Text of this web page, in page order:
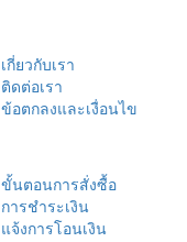
เกี่ยวกับเรา
ติดต่อเรา
ข้อตกลงและเงื่อนไข
ขั้นตอนการสั่งซื้อ
การชำระเงิน
แจ้งการโอนเงิน